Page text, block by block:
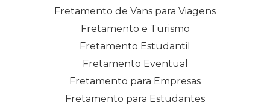
Fretamento de Vans para Viagens
Fretamento e Turismo
Fretamento Estudantil
Fretamento Eventual
Fretamento para Empresas
Fretamento para Estudantes